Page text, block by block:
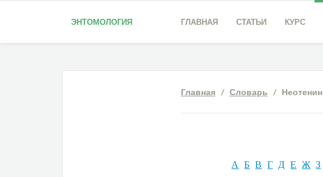
ЭНТОМОЛОГИЯ ГЛАВНАЯ СТАТЬИ КУРС
Главная / Словарь / Неотенин
А Б В Г Д Е Ж З